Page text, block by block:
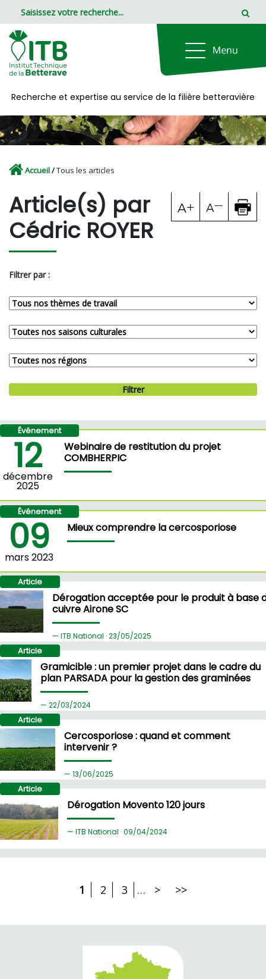
Recherche et expertise au service de la filière betteravière
Accueil/Tous les articles
Article(s) par
Cédric ROYER
Filtrer par :
Filtrer
12
décembre
2025
Événement
Webinaire de restitution du projet
COMBHERPIC
09
mars 2023
Événement
Mieux comprendre la cercosporiose
Article
Dérogation acceptée pour le produit à base
cuivre Airone SC
ITB National ·23/05/2025
Article
Gramicible : un premier projet dans le cadre du
plan PARSADA pour la gestion des graminées
22/03/2024
Article
Cercosporiose : quand et comment
intervenir ?
13/06/2025
Article
Dérogation Movento 120 jours
ITB National ·09/04/2024
1 2 3 … > >>
Panneau de gestion des cookies